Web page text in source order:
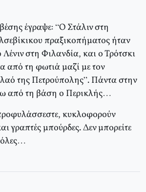
έγραψε: “Ο Στάλιν στη
πραξικοπήματος ήταν
στη Φιλανδία, και ο Τρότσκι
από τη φωτιά μαζί με τον
της Πετρούπολης”. Πάντα στην
από τη βάση ο Περικλής…
κυκλοφορούν
γραπτές μπούρδες. Δεν μπορείτε
όλες…